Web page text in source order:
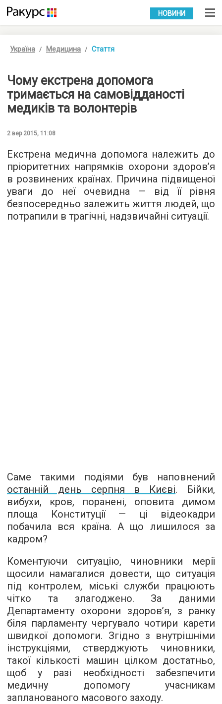
УКР РУС
НОВИНИ
Україна Медицина Стаття
Чому екстрена допомога
тримається на самовідданості
медиків та волонтерів
2 вер 2015, 11:08
Екстрена медична допомога належить до
пріоритетних напрямків охорони здоров’я
в розвинених країнах. Причина підвищеної
уваги до неї очевидна — від її рівня
безпосередньо залежить життя людей, що
потрапили в трагічні, надзвичайні ситуації.
Саме такими подіями був наповнений
останній день серпня в Києві. Бійки,
вибухи, кров, поранені, оповита димом
площа Конституції — ці відеокадри
побачила вся країна. А що лишилося за
кадром?
Коментуючи ситуацію, чиновники мерії
щосили намагалися довести, що ситуація
під контролем, міські служби працюють
чітко та злагоджено. За даними
Департаменту охорони здоров’я, з ранку
біля парламенту чергувало чотири карети
швидкої допомоги. Згідно з внутрішніми
інструкціями, стверджують чиновники,
такої кількості машин цілком достатньо,
щоб у разі необхідності забезпечити
медичну допомогу учасникам
запланованого масового заходу.